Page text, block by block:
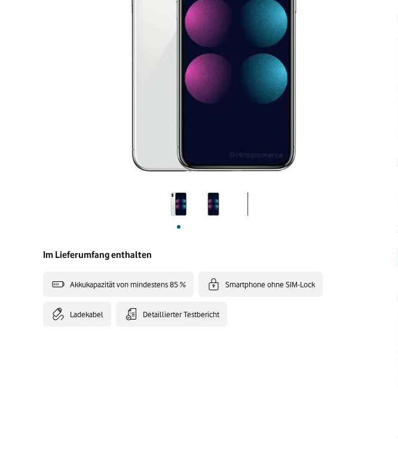
Im Lieferumfang enthalten
Akkukapazität von mindestens 85 % Smartphone ohne SIM-Lock
Ladekabel Detaillierter Testbericht